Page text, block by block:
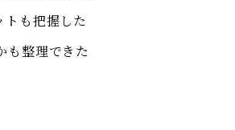
トも把握した
も整理できた